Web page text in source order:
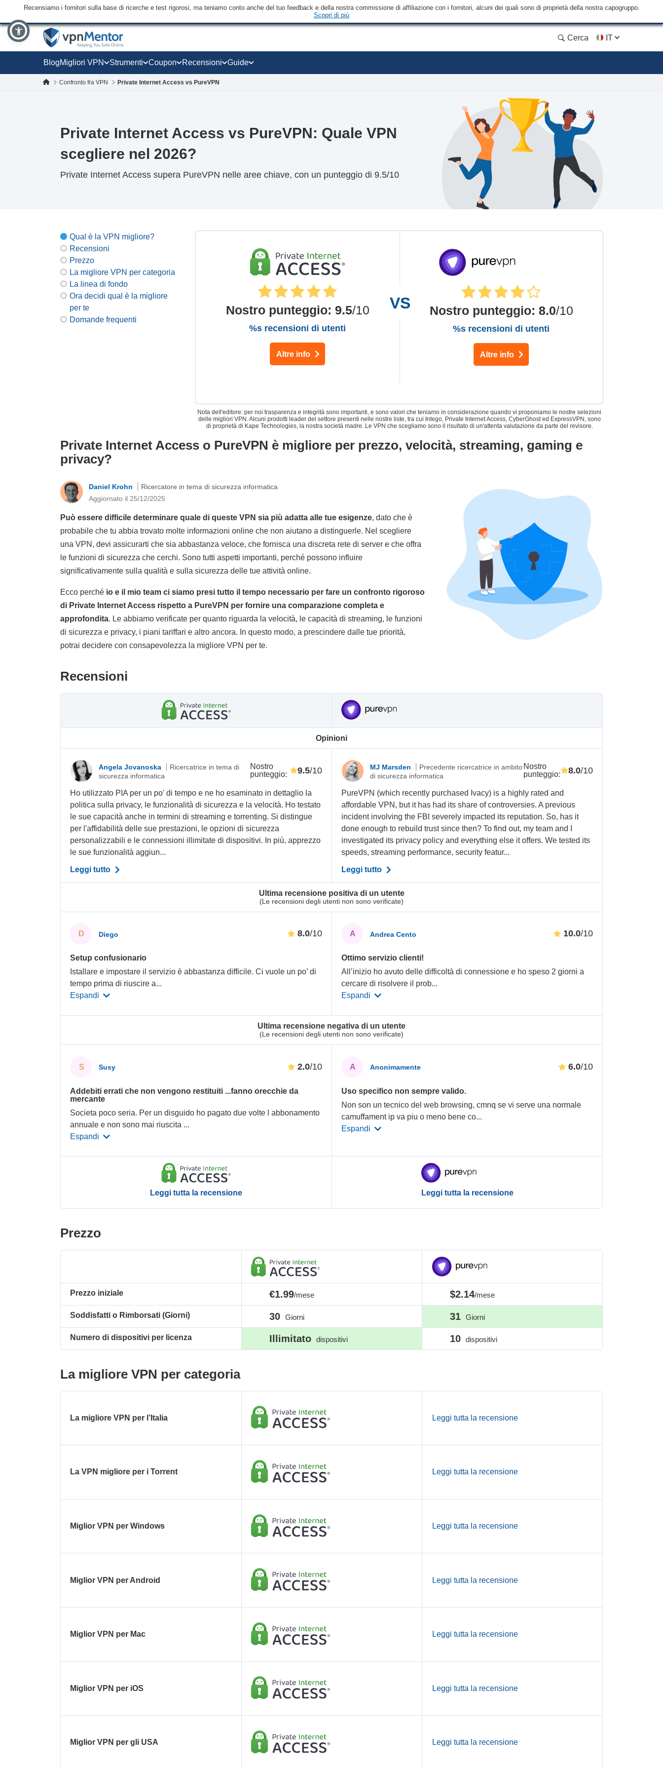
Recensiamo i fornitori sulla base di ricerche e test rigorosi, ma teniamo conto anche del tuo feedback e della nostra commissione di affiliazione con i fornitori, alcuni dei quali sono di proprietà della nostra capogruppo.
Scopri di più
Cerca IT
BlogMigliori VPN Strumenti Coupon Recensioni Guide
Confronto fra VPN Private Internet Access vs PureVPN
Private Internet Access vs PureVPN: Quale VPN
scegliere nel 2026?
Private Internet Access supera PureVPN nelle aree chiave, con un punteggio di 9.5/10
Qual è la VPN migliore?
Recensioni
Prezzo
La migliore VPN per categoria
La linea di fondo
Ora decidi qual è la migliore
per te
Domande frequenti
Nostro punteggio: 9.5/10
%s recensioni di utenti
Altre info
Nostro punteggio: 8.0/10
%s recensioni di utenti
Altre info
Nota dell'editore: per noi trasparenza e integrità sono importanti, e sono valori che teniamo in considerazione quando vi proponiamo le nostre selezioni
delle migliori VPN. Alcuni prodotti leader del settore presenti nelle nostre liste, tra cui Intego, Private Internet Access, CyberGhost ed ExpressVPN, sono
di proprietà di Kape Technologies, la nostra società madre. Le VPN che scegliamo sono il risultato di un'attenta valutazione da parte del revisore.
Private Internet Access o PureVPN è migliore per prezzo, velocità, streaming, gaming e
privacy?
Daniel Krohn
Ricercatore in tema di sicurezza informatica
Aggiornato il 25/12/2025
Può essere difficile determinare quale di queste VPN sia più adatta alle tue esigenze, dato che è
probabile che tu abbia trovato molte informazioni online che non aiutano a distinguerle. Nel scegliere
una VPN, devi assicurarti che sia abbastanza veloce, che fornisca una discreta rete di server e che offra
le funzioni di sicurezza che cerchi. Sono tutti aspetti importanti, perché possono influire
significativamente sulla qualità e sulla sicurezza delle tue attività online.
Ecco perché io e il mio team ci siamo presi tutto il tempo necessario per fare un confronto rigoroso
di Private Internet Access rispetto a PureVPN per fornire una comparazione completa e
approfondita. Le abbiamo verificate per quanto riguarda la velocità, le capacità di streaming, le funzioni
di sicurezza e privacy, i piani tariffari e altro ancora. In questo modo, a prescindere dalle tue priorità,
potrai decidere con consapevolezza la migliore VPN per te.
Recensioni
Opinioni
Ultima recensione positiva di un utente
(Le recensioni degli utenti non sono verificate)
Ultima recensione negativa di un utente
(Le recensioni degli utenti non sono verificate)
Angela Jovanoska
Ricercatrice in tema di
sicurezza informatica
Nostro
punteggio: 9.5/10
Ho utilizzato PIA per un po' di tempo e ne ho esaminato in dettaglio la
politica sulla privacy, le funzionalità di sicurezza e la velocità. Ho testato
le sue capacità anche in termini di streaming e torrenting. Si distingue
per l'affidabilità delle sue prestazioni, le opzioni di sicurezza
personalizzabili e le connessioni illimitate di dispositivi. In più, apprezzo
le sue funzionalità aggiun...
Leggi tutto
D Diego 8.0/10
Setup confusionario
Istallare e impostare il servizio è abbastanza difficile. Ci vuole un po’ di
tempo prima di riuscire a...
Espandi
S Susy 2.0/10
Addebiti errati che non vengono restituiti ...fanno orecchie da
mercante
Societa poco seria. Per un disguido ho pagato due volte l abbonamento
annuale e non sono mai riuscita ...
Espandi
Leggi tutta la recensione
MJ Marsden
Precedente ricercatrice in ambito
di sicurezza informatica
Nostro
punteggio: 8.0/10
PureVPN (which recently purchased Ivacy) is a highly rated and
affordable VPN, but it has had its share of controversies. A previous
incident involving the FBI severely impacted its reputation. So, has it
done enough to rebuild trust since then? To find out, my team and I
investigated its privacy policy and everything else it offers. We tested its
speeds, streaming performance, security featur...
Leggi tutto
A Andrea Cento 10.0/10
Ottimo servizio clienti!
All’inizio ho avuto delle difficoltà di connessione e ho speso 2 giorni a
cercare di risolvere il prob...
Espandi
A Anonimamente 6.0/10
Uso specifico non sempre valido.
Non son un tecnico del web browsing, cmnq se vi serve una normale
camuffament ip va piu o meno bene co...
Espandi
Leggi tutta la recensione
Prezzo
Prezzo iniziale
Soddisfatti o Rimborsati (Giorni)
Numero di dispositivi per licenza
€1.99/mese
30 Giorni
Illimitato dispositivi
$2.14/mese
31 Giorni
10 dispositivi
La migliore VPN per categoria
La migliore VPN per l’Italia Leggi tutta la recensione
La VPN migliore per i Torrent Leggi tutta la recensione
Miglior VPN per Windows Leggi tutta la recensione
Miglior VPN per Android Leggi tutta la recensione
Miglior VPN per Mac Leggi tutta la recensione
Miglior VPN per iOS Leggi tutta la recensione
Miglior VPN per gli USA Leggi tutta la recensione